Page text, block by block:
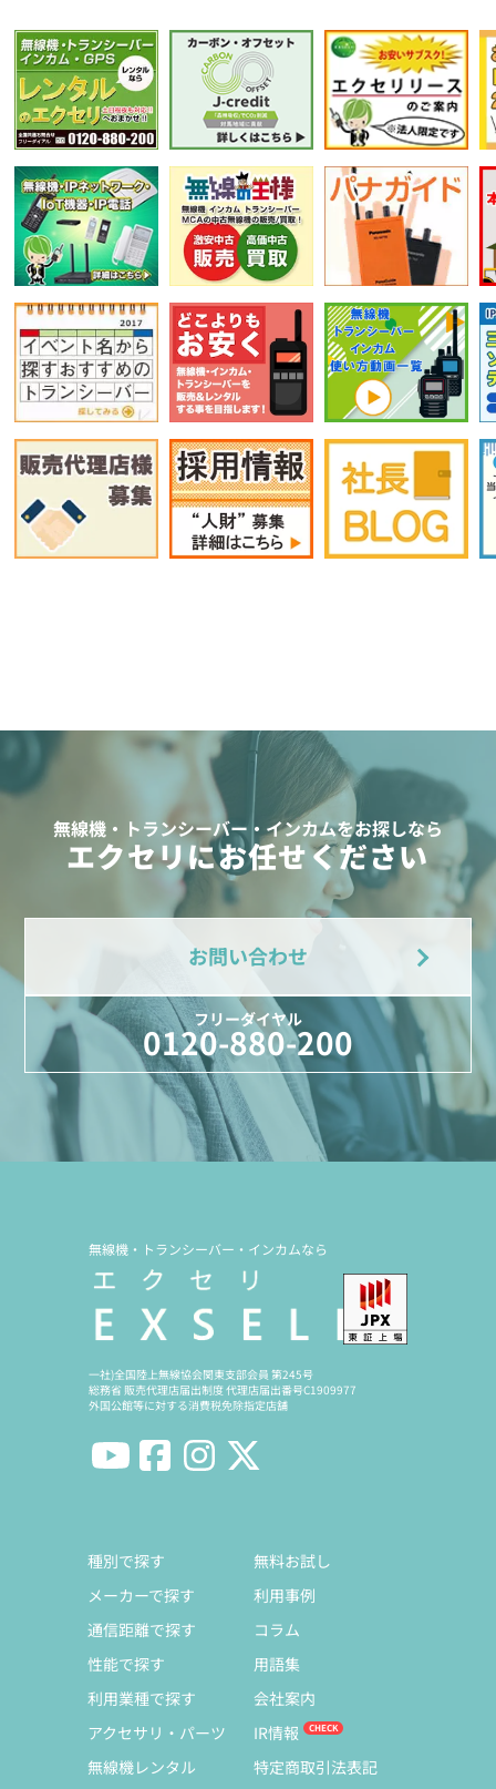
選択条件をリセット
無線機・トランシーバー・インカムをお探しなら
エクセリにお任せください
お問い合わせ
フリーダイヤル
0120-880-200
無線機・トランシーバー・インカムなら
一社)全国陸上無線協会関東支部会員 第245号
総務省 販売代理店届出制度 代理店届出番号C1909977
外国公館等に対する消費税免除指定店舗
種別で探す
メーカーで探す
通信距離で探す
性能で探す
利用業種で探す
アクセサリ・パーツ
無線機レンタル
無料お試し
利用事例
コラム
用語集
会社案内
IR情報
特定商取引法表記